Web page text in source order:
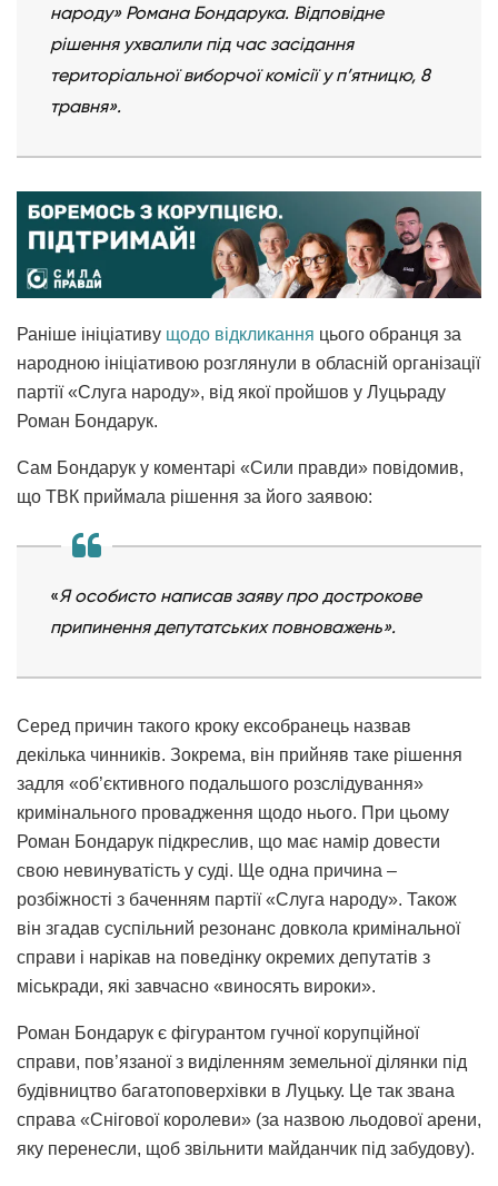
народу» Романа Бондарука. Відповідне
рішення ухвалили під час засідання
територіальної виборчої комісії у п’ятницю, 8
травня».
Раніше ініціативу щодо відкликання цього обранця за
народною ініціативою розглянули в обласній організації
партії «Слуга народу», від якої пройшов у Луцьраду
Роман Бондарук.
Сам Бондарук у коментарі «Сили правди» повідомив,
що ТВК приймала рішення за його заявою:
«Я особисто написав заяву про дострокове
припинення депутатських повноважень».
Серед причин такого кроку ексобранець назвав
декілька чинників. Зокрема, він прийняв таке рішення
задля «об’єктивного подальшого розслідування»
кримінального провадження щодо нього. При цьому
Роман Бондарук підкреслив, що має намір довести
свою невинуватість у суді. Ще одна причина –
розбіжності з баченням партії «Слуга народу». Також
він згадав суспільний резонанс довкола кримінальної
справи і нарікав на поведінку окремих депутатів з
міськради, які завчасно «виносять вироки».
Роман Бондарук є фігурантом гучної корупційної
справи, пов’язаної з виділенням земельної ділянки під
будівництво багатоповерхівки в Луцьку. Це так звана
справа «Снігової королеви» (за назвою льодової арени,
яку перенесли, щоб звільнити майданчик під забудову).